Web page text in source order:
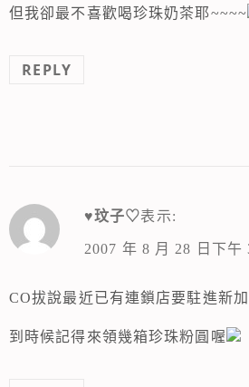
但我卻最不喜歡喝珍珠奶茶耶~~~~
REPLY
♥玟子♡表示:
2007 年 8 月 28 日下午
CO拔說最近已有連鎖店要駐進新
到時候記得來領幾箱珍珠粉圓喔